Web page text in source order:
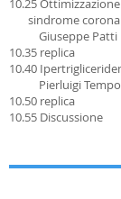
10.25
sindrome
Giuseppe Patti
10.35 replica
10.40
Pierluigi
10.50 replica
10.55 Discussione